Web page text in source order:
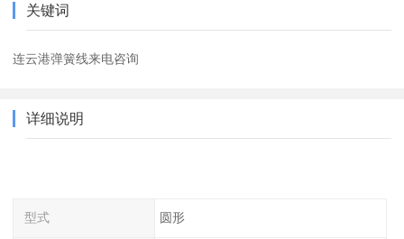
关键词
连云港弹簧线来电咨询
详细说明
型式 圆形